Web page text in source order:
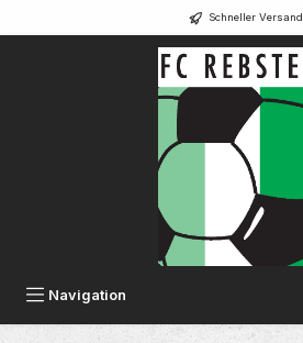
Schneller Versand
Navigation